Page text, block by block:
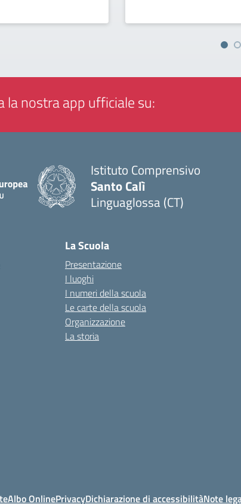
la nostra app ufficiale su:
Istituto Comprensivo
Santo Calì
Linguaglossa (CT)
La Scuola
Presentazione
I luoghi
I numeri della scuola
Le carte della scuola
Organizzazione
La storia
Albo OnlinePrivacyDichiarazione di accessibilitàNote